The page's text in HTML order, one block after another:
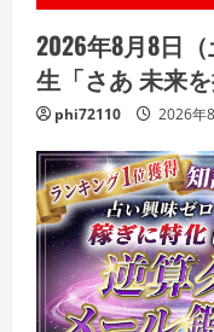
2026年8月8日（
生「さあ 未来
phi72110 2026年